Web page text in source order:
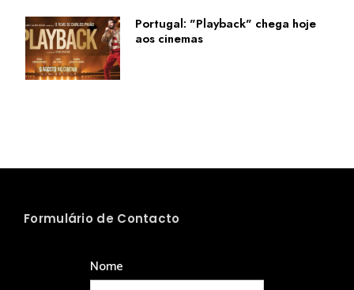
Portugal: "Playback" chega hoje
aos cinemas
Formulário de Contacto
Nome